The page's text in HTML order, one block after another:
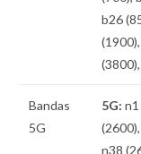
b26
Bandas
5G
5G: n1
n38